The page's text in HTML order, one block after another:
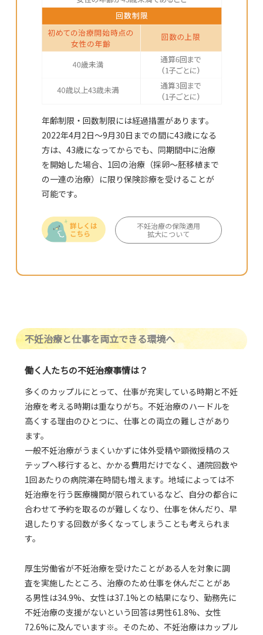
年齢制限・回数制限には経過措置があります。
2022年4月2日～9月30日までの間に43歳になる
方は、43歳になってからでも、同期間中に治療
を開始した場合、1回の治療（採卵～胚移植まで
の一連の治療）に限り保険診療を受けることが
可能です。
不妊治療の保険適用
拡大について
不妊治療と仕事を両立できる環境へ
働く人たちの不妊治療事情は？
多くのカップルにとって、仕事が充実している時期と不妊
治療を考える時期は重なりがち。不妊治療のハードルを
高くする理由のひとつに、仕事との両立の難しさがあり
ます。
一般不妊治療がうまくいかずに体外受精や顕微授精のス
テップへ移行すると、かかる費用だけでなく、通院回数や
1回あたりの病院滞在時間も増えます。地域によっては不
妊治療を行う医療機関が限られているなど、自分の都合に
合わせて予約を取るのが難しくなり、仕事を休んだり、早
退したりする回数が多くなってしまうことも考えられま
す。
厚生労働省が不妊治療を受けたことがある人を対象に調
査を実施したところ、治療のため仕事を休んだことがあ
る男性は34.9%、女性は37.1%との結果になり、勤務先に
不妊治療の支援がないという回答は男性61.8%、女性
72.6%に及んでいます※。そのため、不妊治療はカップル